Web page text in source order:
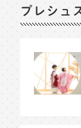
プレシュ